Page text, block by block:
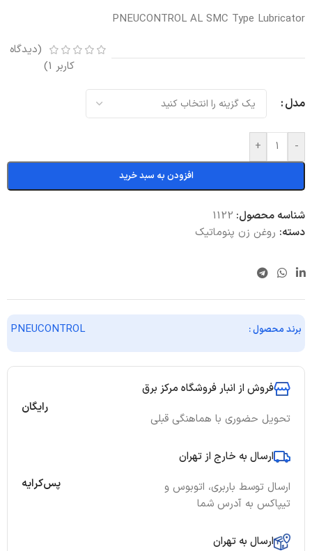
PNEUCONTROL AL SMC Type Lubricator
(دیدگاه
کاربر 1
)
مدل
-
+
افزودن به سبد خرید
شناسه محصول: 1122
دسته: روغن زن پنوماتیک
برند محصول : PNEUCONTROL
فروش از انبار فروشگاه مرکز برق
تحویل حضوری با هماهنگی قبلی
رایگان
ارسال به خارج از تهران
ارسال توسط باربری، اتوبوس و
تیپاکس به آدرس شما
پس‌کرایه
ارسال به تهران